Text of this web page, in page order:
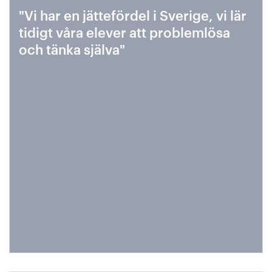
"Vi har en jättefördel i Sverige, vi lär
tidigt våra elever att problemlösa
och tänka själva"